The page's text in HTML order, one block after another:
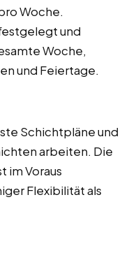
Woche.
und
Woche,
und Feiertage.
Schichtpläne und
arbeiten. Die
im Voraus
Flexibilität als